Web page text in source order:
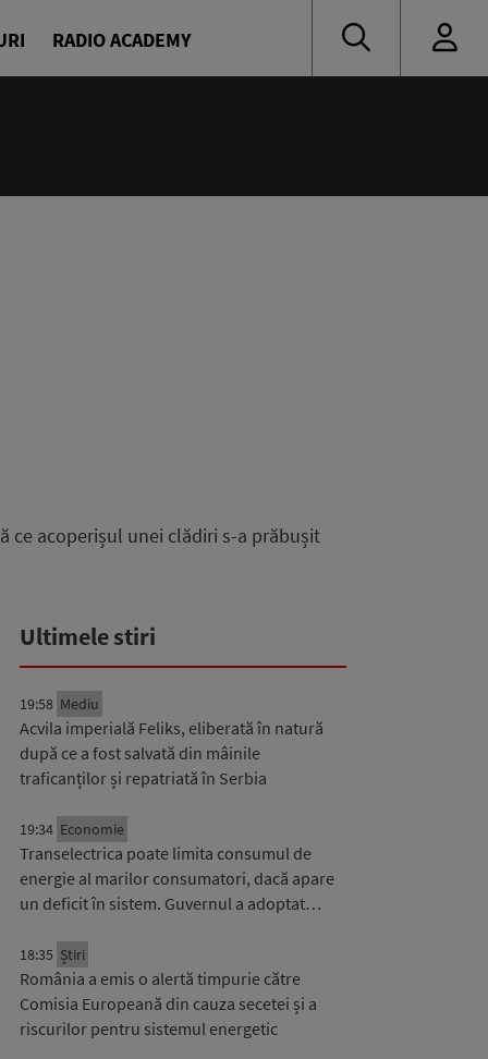
RADIO ACADEMY
ce acoperișul unei clădiri s-a prăbușit
Ultimele stiri
19:58 Mediu
Acvila imperială Feliks, eliberată în natură
după ce a fost salvată din mâinile
traficanților și repatriată în Serbia
19:34 Economie
Transelectrica poate limita consumul de
energie al marilor consumatori, dacă apare
un deficit în sistem. Guvernul a adoptat…
18:35 Știri
România a emis o alertă timpurie către
Comisia Europeană din cauza secetei și a
riscurilor pentru sistemul energetic